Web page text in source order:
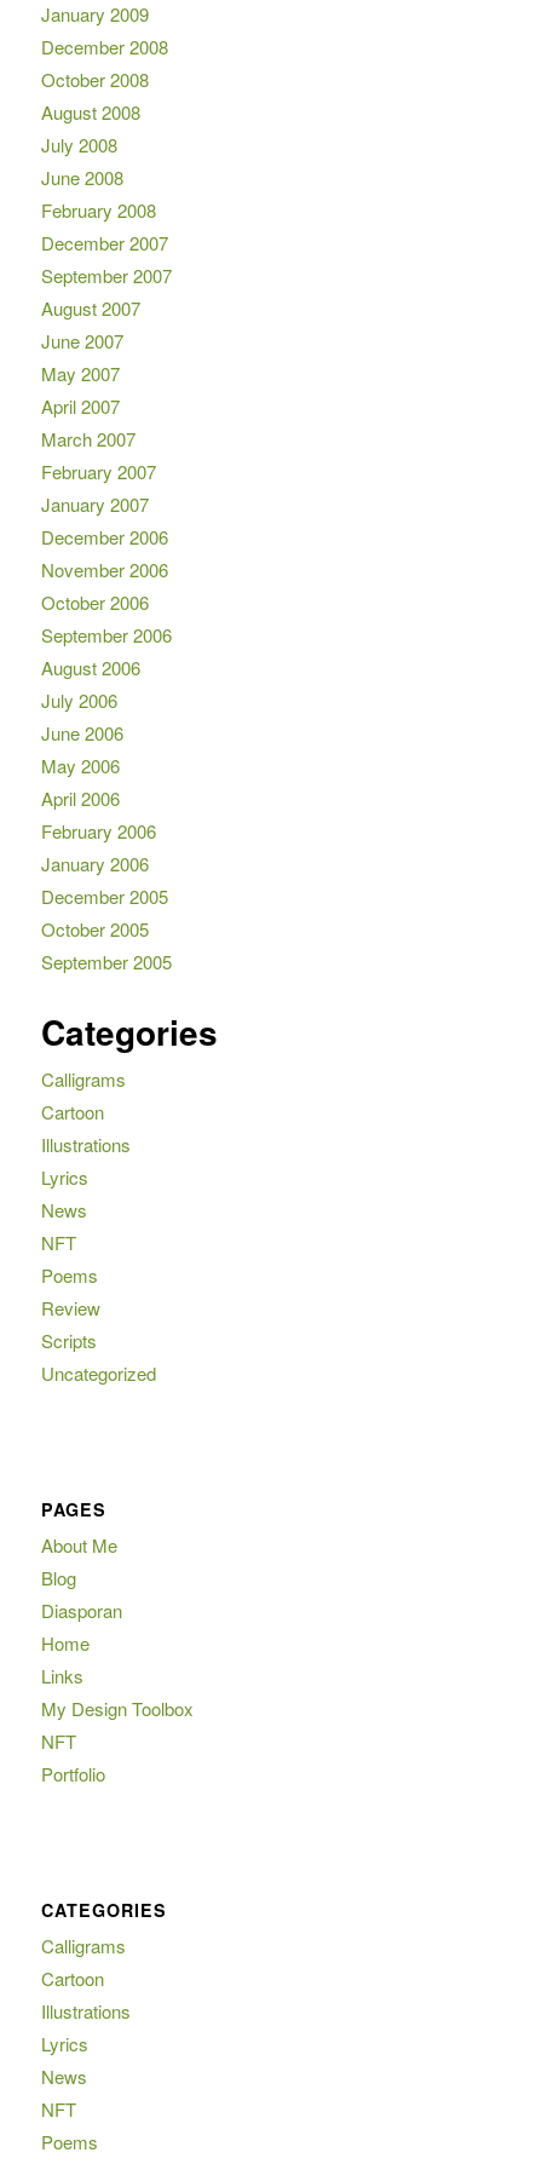
January 2009
December 2008
October 2008
August 2008
July 2008
June 2008
February 2008
December 2007
September 2007
August 2007
June 2007
May 2007
April 2007
March 2007
February 2007
January 2007
December 2006
November 2006
October 2006
September 2006
August 2006
July 2006
June 2006
May 2006
April 2006
February 2006
January 2006
December 2005
October 2005
September 2005
Categories
Calligrams
Cartoon
Illustrations
Lyrics
News
NFT
Poems
Review
Scripts
Uncategorized
PAGES
About Me
Blog
Diasporan
Home
Links
My Design Toolbox
NFT
Portfolio
CATEGORIES
Calligrams
Cartoon
Illustrations
Lyrics
News
NFT
Poems